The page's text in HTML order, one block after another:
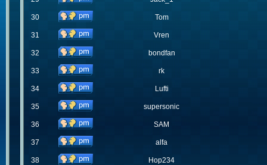
30 Tom
31 Vren
32 bondfan
33 rk
34 Lufti
35 supersonic
36 SAM
37 alfa
38 Hop234